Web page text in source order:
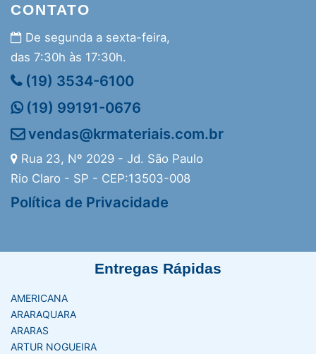
CONTATO
De segunda a sexta-feira,
das 7:30h às 17:30h.
(19) 3534-6100
(19) 99191-0676
vendas@krmateriais.com.br
Rua 23, Nº 2029 - Jd. São Paulo
Rio Claro - SP - CEP:13503-008
Política de Privacidade
Entregas Rápidas
AMERICANA
ARARAQUARA
ARARAS
ARTUR NOGUEIRA